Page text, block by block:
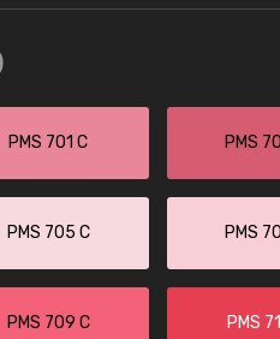
PMS 701 C PMS
PMS 705 C PMS
PMS 709 C PMS